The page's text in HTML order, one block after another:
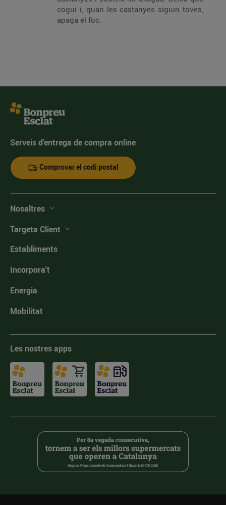
cogui i, quan les castanyes siguin toves,
apaga el foc.
Serveis d'entrega de compra online
Comprovar el codi postal
Nosaltres
Targeta Client
Establiments
Incorpora't
Energia
Mobilitat
Les nostres apps